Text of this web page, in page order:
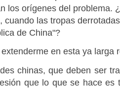
los orígenes del problema.
las tropas
de China"?
en esta ya larga
chinas, que deben ser
que lo que se hace es